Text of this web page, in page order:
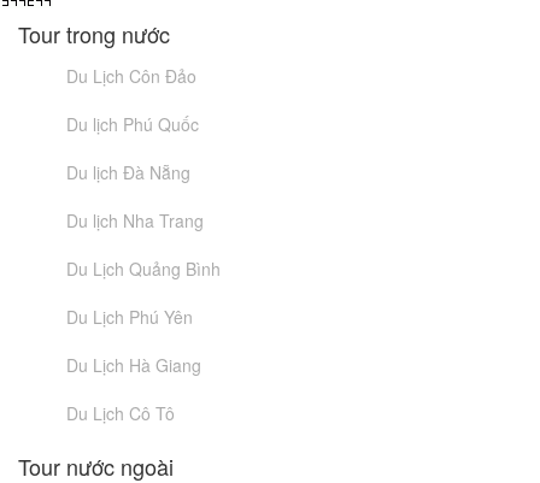
Tour trong nước
Du Lịch Côn Đảo
Du lịch Phú Quốc
Du lịch Đà Nẵng
Du lịch Nha Trang
Du Lịch Quảng Bình
Du Lịch Phú Yên
Du Lịch Hà Giang
Du Lịch Cô Tô
Tour nước ngoài